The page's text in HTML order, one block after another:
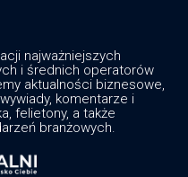
najważniejszych
i średnich operatorów
aktualności biznesowe,
komentarze i
felietony, a także
branżowych.